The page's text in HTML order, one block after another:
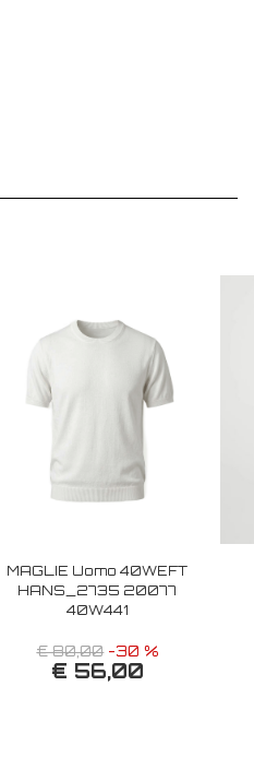
MAGLIE Uomo 40WEFT
HANS_2735 20077
40W441
€ 80,00-30 %
€ 56,00